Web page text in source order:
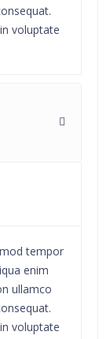
voluptate
tempor
enim
ullamco
voluptate